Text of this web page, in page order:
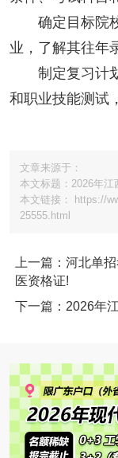
确定目标院校
业，了解其往年
制定复习计划
和职业技能测试
文章来源于：
本文标题：2026年江
本文链接： https://
25555.html
上一篇：河北单
医资格证!
下一篇：2026年